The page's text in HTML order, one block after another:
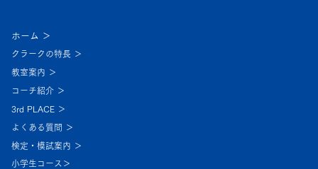
ホーム ＞
クラークの特長 ＞
教室案内 ＞
よくある質問 ＞
検定・模試案内 ＞
コーチ紹介 ＞
3rd PLACE ＞
小学生コース＞